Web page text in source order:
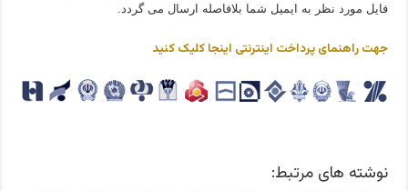
فایل مورد نظر به ایمیل شما بلافاصله ارسال می گردد.
جهت راهنمای پرداخت اینترنتی اینجا کلیک کنید
نوشته های مرتبط: